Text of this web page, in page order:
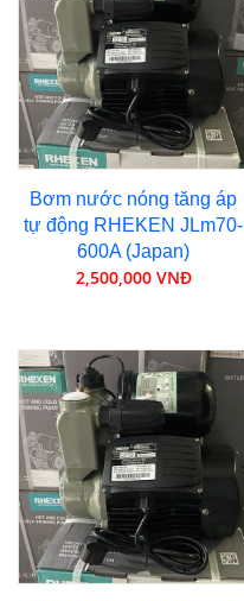
Bơm nước nóng tăng áp
tự động RHEKEN JLm70-
600A (Japan)
2,500,000 VNĐ